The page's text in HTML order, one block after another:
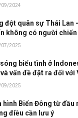
09/2024
đột quân sự Thái Lan
không có người
2025
sóng biểu tình ở
và vấn đề đặt ra đối với
09/2025
hình Biển Đông từ đầu
điều cần lưu ý